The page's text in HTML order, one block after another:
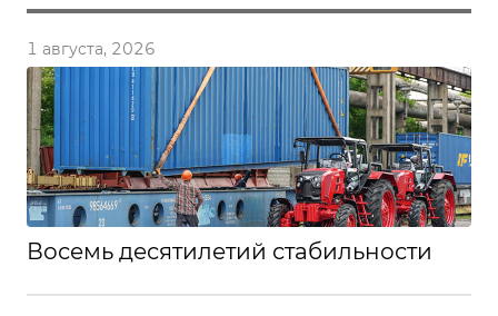
1 августа, 2026
Восемь десятилетий стабильности